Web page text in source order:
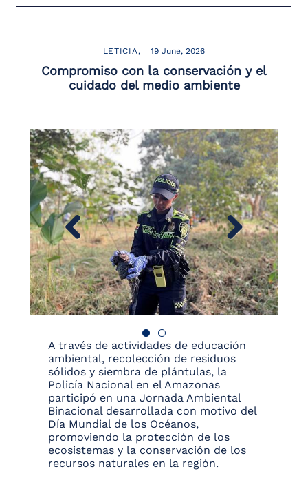
LETICIA 19 June, 2026
Compromiso con la conservación y el
cuidado del medio ambiente
A través de actividades de educación
ambiental, recolección de residuos
sólidos y siembra de plántulas, la
Policía Nacional en el Amazonas
participó en una Jornada Ambiental
Binacional desarrollada con motivo del
Día Mundial de los Océanos,
promoviendo la protección de los
ecosistemas y la conservación de los
recursos naturales en la región.